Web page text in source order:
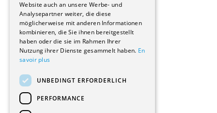
Renovierungen
Innere Umbauten
Gastgewerbe und Tourismus
Verwaltungsgebäude und Geschäfte
Schuleinrichtungen
Medizinische Einrichtungen
Kultur - Sport - Freizeit
Industrie - Handwerk
Transport und Parkplätze
Website auch an unsere Werbe- und
Analysepartner weiter, die diese
möglicherweise mit anderen Informationen
kombinieren, die Sie ihnen bereitgestellt
haben oder die sie im Rahmen Ihrer
Nutzung ihrer Dienste gesammelt haben. En
savoir plus
UNBEDINGT ERFORDERLICH
PERFORMANCE